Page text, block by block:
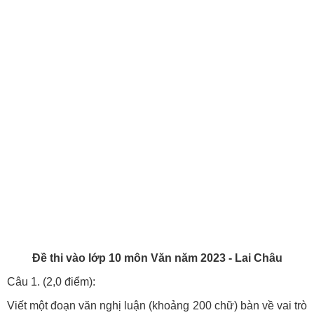
Đề thi vào lớp 10 môn Văn năm 2023 - Lai Châu
Câu 1. (2,0 điểm):
Viết một đoạn văn nghị luận (khoảng 200 chữ) bàn về vai trò